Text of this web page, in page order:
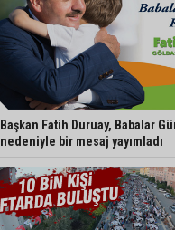
Başkan Fatih Duruay, Babalar
nedeniyle bir mesaj yayımladı